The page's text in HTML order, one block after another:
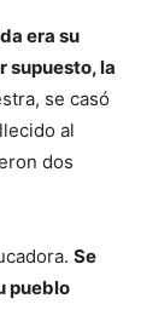
era su
supuesto, la
se casó
al
dos
Se
pueblo